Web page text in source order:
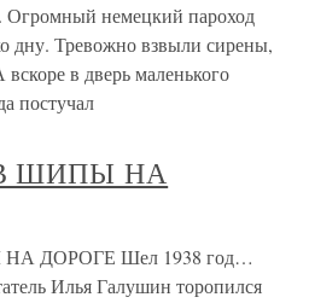
Огромный немецкий пароход
дну. Тревожно взвыли сирены,
в дверь маленького
постучал
ШИПЫ НА
ДОРОГЕ Шел 1938 год…
Илья Галушин торопился